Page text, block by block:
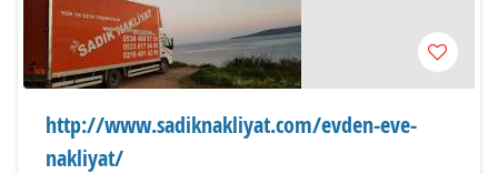
http://www.sadiknakliyat.com/evden-eve-
nakliyat/